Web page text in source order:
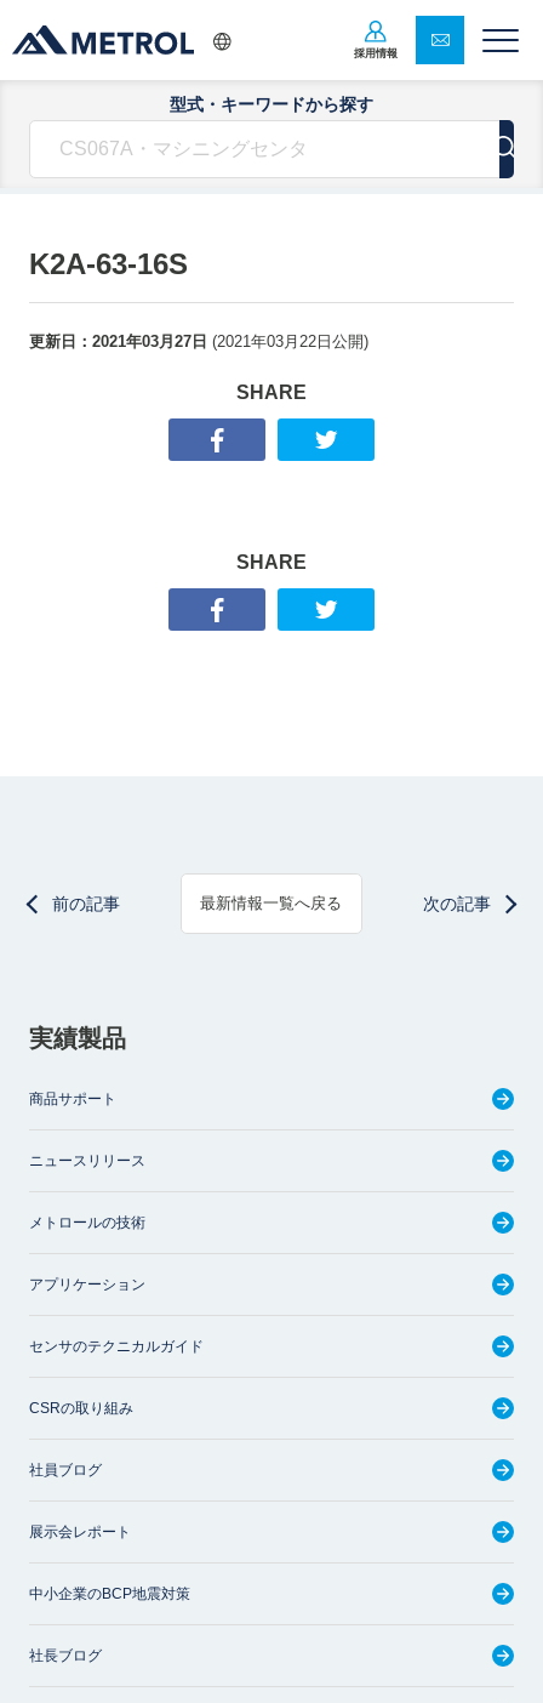
採用情報
型式・キーワードから探す
K2A-63-16S
更新日： 2021年03月27日 (2021年03月22日 公開)
SHARE
SHARE
前の記事 最新情報一覧へ戻る 次の記事
実績製品
商品サポート
ニュースリリース
メトロールの技術
アプリケーション
センサのテクニカルガイド
CSRの取り組み
社員ブログ
展示会レポート
中小企業のBCP地震対策
社長ブログ